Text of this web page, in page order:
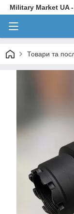
Military Market UA
Товари та